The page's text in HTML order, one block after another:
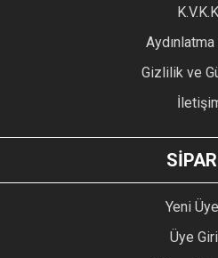
Ürün fiyatı diğer sitelerden
Gizlilik ve
Yeni
Üye